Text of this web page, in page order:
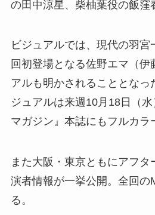
の田中涼星、柴柚葉役の飯窪
ビジュアルでは、現代の羽宮
回初登場となる佐野エマ（伊
アルも明かされることとなっ
ジュアルは来週10月18日（
マガジン』本誌にもフルカラ
また大阪・東京ともにアフタ
演者情報が一挙公開。全回の
る。